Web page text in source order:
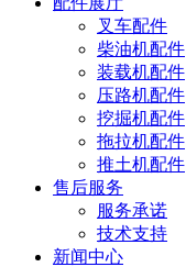
叉车配件
柴油机配件
装载机配件
压路机配件
挖掘机配件
拖拉机配件
推土机配件
售后服务
服务承诺
技术支持
新闻中心